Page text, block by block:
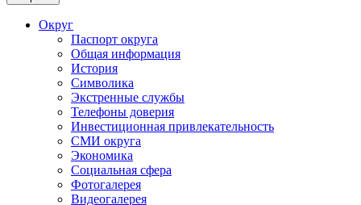
Округ
Паспорт округа
Общая информация
История
Символика
Экстренные службы
Телефоны доверия
Инвестиционная привлекательность
СМИ округа
Экономика
Социальная сфера
Фотогалерея
Видеогалерея